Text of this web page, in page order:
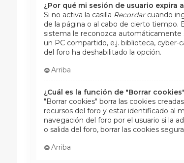
¿Por qué mi sesión de usuario expira
Si no activa la casilla Recordarcuando
de la página o al cabo de cierto tiempo.
sistema le reconozca automáticamente
un PC compartido, e.j. biblioteca, cyber-
del foro ha deshabilitado la opción.
Arriba
¿Cuál es la función de "Borrar
"Borrar cookies" borra las cookies
recursos del foro y estar identificado al
navegación del foro por el usuario si la
o salida del foro, borrar las cookies
Arriba